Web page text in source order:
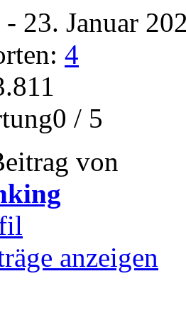
- 23. Januar
4
/ 5
von
anzeigen